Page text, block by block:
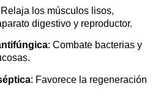
Relaja los músculos lisos,
digestivo y reproductor.
: Combate bacterias y
: Favorece la regeneración